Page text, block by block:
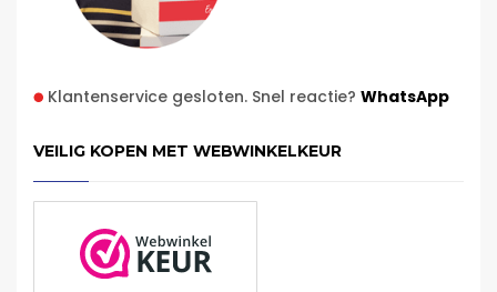
Klantenservice gesloten. Snel reactie? WhatsApp
VEILIG KOPEN MET WEBWINKELKEUR